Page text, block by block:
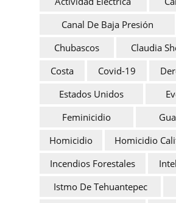
Canal De Baja Presión
Chubascos
Claudia
Costa
Covid-19
Estados Unidos
Feminicidio
Homicidio
Homicidio
Incendios Forestales
Istmo De Tehuantepec